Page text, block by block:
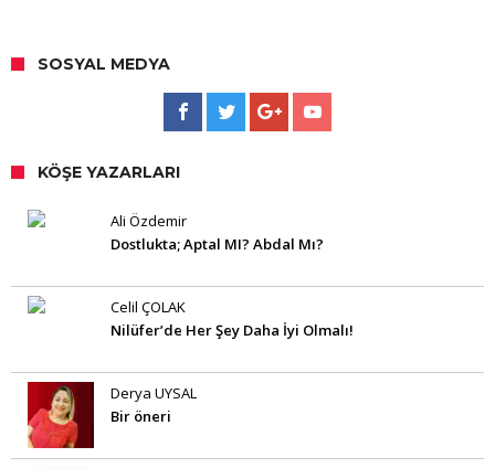
SOSYAL MEDYA
KÖŞE YAZARLARI
Ali Özdemir
Dostlukta; Aptal MI? Abdal Mı?
Celil ÇOLAK
Nilüfer’de Her Şey Daha İyi Olmalı!
Derya UYSAL
Bir öneri